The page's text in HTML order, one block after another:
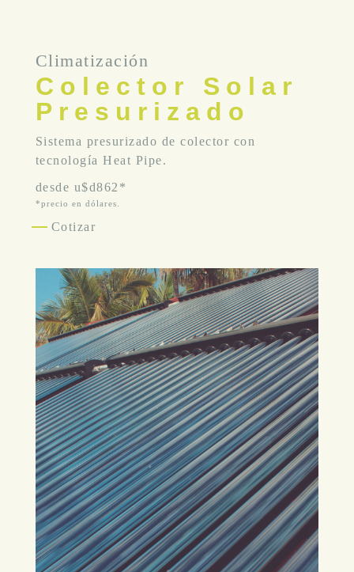
Climatización
Colector Solar
Presurizado
Sistema presurizado de colector con
tecnología Heat Pipe.
desde u$d862*
*precio en dólares.
Cotizar